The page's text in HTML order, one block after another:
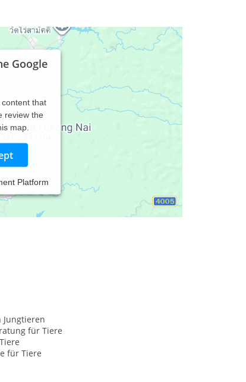
Google
that
review the
map.
Platform
ganzheitlichen alternativen
Ihres Tieres ein.
Jungtieren
für Tiere
für Tiere